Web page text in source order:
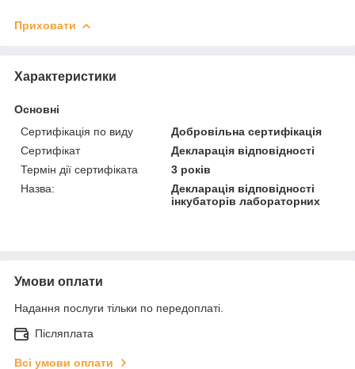
Приховати
Характеристики
Основні
Сертифікація по виду
Добровільна сертифікація
Сертифікат
Декларація відповідності
Термін дії сертифіката
3 років
Назва:
Декларація відповідності
інкубаторів лабораторних
Умови оплати
Надання послуги тільки по передоплаті.
Післяплата
Всі умови оплати